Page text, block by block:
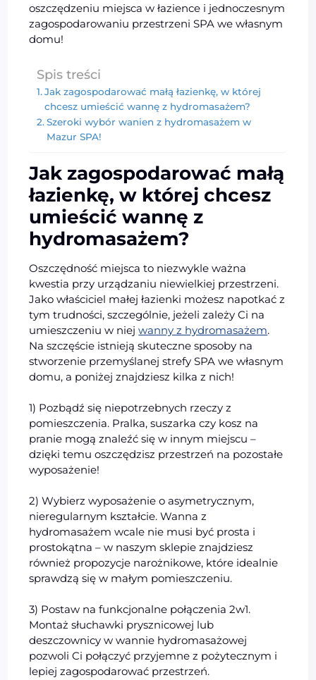
oszczędzeniu miejsca w łazience i jednoczesnym
zagospodarowaniu przestrzeni SPA we własnym
domu!
Spis treści
Jak zagospodarować małą łazienkę, w której
chcesz umieścić wannę z hydromasażem?
Szeroki wybór wanien z hydromasażem w
Mazur SPA!
Jak zagospodarować małą
łazienkę, w której chcesz
umieścić wannę z
hydromasażem?
Oszczędność miejsca to niezwykle ważna
kwestia przy urządzaniu niewielkiej przestrzeni.
Jako właściciel małej łazienki możesz napotkać z
tym trudności, szczególnie, jeżeli zależy Ci na
umieszczeniu w niejwanny z hydromasażem.
Na szczęście istnieją skuteczne sposoby na
stworzenie przemyślanej strefy SPA we własnym
domu, a poniżej znajdziesz kilka z nich!
1) Pozbądź się niepotrzebnych rzeczy z
pomieszczenia. Pralka, suszarka czy kosz na
pranie mogą znaleźć się w innym miejscu –
dzięki temu oszczędzisz przestrzeń na pozostałe
wyposażenie!
2) Wybierz wyposażenie o asymetrycznym,
nieregularnym kształcie. Wanna z
hydromasażem wcale nie musi być prosta i
prostokątna – w naszym sklepie znajdziesz
również propozycje narożnikowe, które idealnie
sprawdzą się w małym pomieszczeniu.
3) Postaw na funkcjonalne połączenia 2w1.
Montaż słuchawki prysznicowej lub
deszczownicy w wannie hydromasażowej
pozwoli Ci połączyć przyjemne z pożytecznym i
lepiej zagospodarować przestrzeń.